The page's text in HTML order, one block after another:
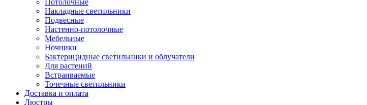
Потолочные
Накладные светильники
Подвесные
Настенно-потолочные
Мебельные
Ночники
Бактерицидные светильники и облучатели
Для растений
Встраиваемые
Точечные светильники
Доставка и оплата
Люстры